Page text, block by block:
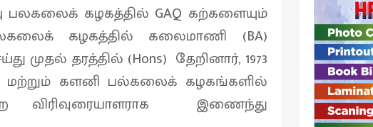
பலகலைக் கழகத்தில் GAQ கற்களையும்
கழகத்தில் கலைமாணி (BA)
முதல் தரத்தில் (Hons) தேறினார், 1973
களனி பல்கலைக் கழகங்களில்
விரிவுரையாளராக இணைந்து